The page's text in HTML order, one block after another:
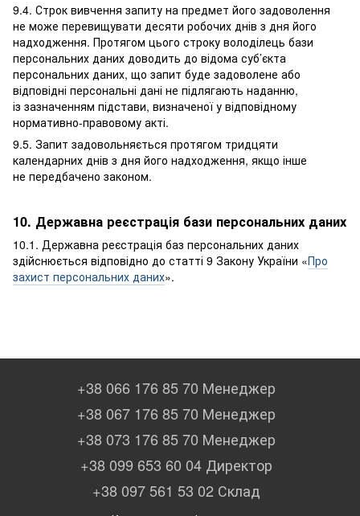
9.4. Строк вивчення запиту на предмет його задоволення
не може перевищувати десяти робочих днів з дня його
надходження. Протягом цього строку володілець бази
персональних даних доводить до відома суб’єкта
персональних даних, що запит буде задоволене або
відповідні персональні дані не підлягають наданню,
із зазначенням підстави, визначеної у відповідному
нормативно-правовому акті.
9.5. Запит задовольняється протягом тридцяти
календарних днів з дня його надходження, якщо інше
не передбачено законом.
10. Державна реєстрація бази персональних даних
10.1. Державна реєстрація баз персональних даних
здійснюється відповідно до статті 9 Закону України «Про
захист персональних даних».
+38 066 176 85 70 Менеджер
+38 067 176 85 70 Менеджер
+38 073 176 85 70 Менеджер
+38 099 653 60 04 Директор
+38 097 561 53 02 Склад